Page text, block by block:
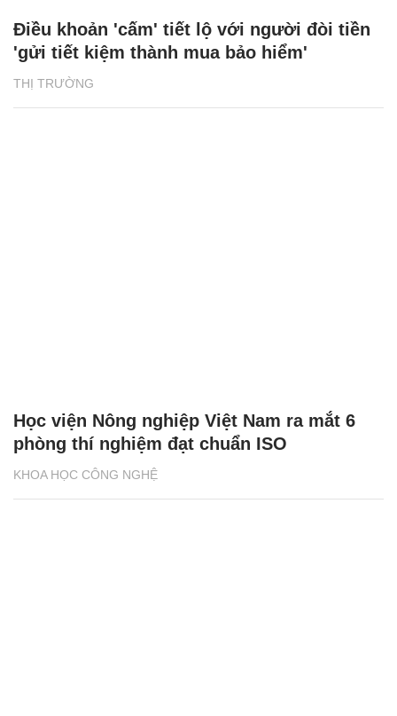
THỊ TRƯỜNG
Điều khoản 'cấm' tiết lộ với người đòi tiền
'gửi tiết kiệm thành mua bảo hiểm'
KHOA HỌC CÔNG NGHỆ
Học viện Nông nghiệp Việt Nam ra mắt 6
phòng thí nghiệm đạt chuẩn ISO